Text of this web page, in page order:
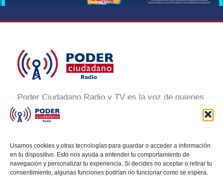
Usamos cookies y otras tecnologías para guardar o acceder a información
en tu dispositivo. Esto nos ayuda a entender tu comportamiento de
navegación y personalizar tu experiencia. Si decides no aceptar o retirar tu
consentimiento, algunas funciones podrían no funcionar como se espera.
Poder Ciudadano Radio y TV es la voz de quienes
buscan un México informado y participativo.
Nuestro compromiso es conectar con la
transformación social a través de noticias claras,
veraces y al alcance de todos.